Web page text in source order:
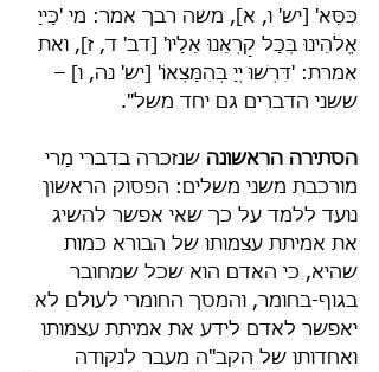
כִּסֵּא' [יש' ו, א], משה רבך אמר: מי 'כַּייָ
אֱלֹהֵינוּ בְּכָל קָרְאֵנוּ אֵלָיו' [דב' ד, ז], ואת
אמרת: 'דִּרְשׁוּ יְיָ בְּהִמָּצְאוֹ' [יש' נה, ו] –
ששני הדברים גם יחד משל".
הסתירה הראשונה שנזכרה בדברי מָרי
מורכבת משני משלים: הפסוק הראשון
נועד ללמד על כך שאי אפשר להשיג
את אמיתת עצמותו של הבורא כמות
שהיא, כי האדם הוא שכל שמחובר
בגוף-בחומר, והמסך החומרי לעולם לא
יאפשר לאדם לידע את אמיתת עצמותו
ואחדותו של הקב"ה מעבר לנקודה